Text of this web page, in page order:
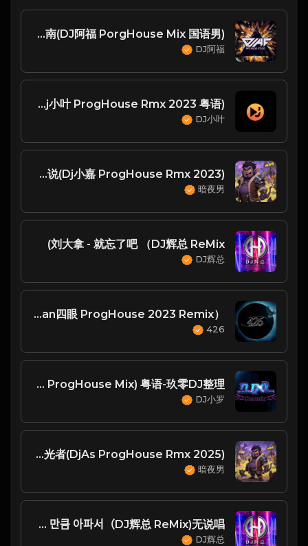
张磊 - 南山南(DJ阿福 PorgHouse Mix 国语男)
DJ阿福
张智霖 - 笑中有泪(信宜Dj小叶 ProgHouse Rmx 2023 粤语)
DJ小叶
赵乃吉 - 曾经你说(Dj小嘉 ProgHouse Rmx 2023)
暗夜男
刘大拿 - 就忘了吧 （DJ辉总 ReMix)
DJ辉总
陈楚生 - 姑娘（廉江DJsiyan四眼 ProgHouse 2023 Remix）
426
罗文 - 几许风雨 (DJ小亿 ProgHouse Mix) 粤语-玖零DJ整理♪♫
DJ小罗
AKa诉阳 - 追光者(DjAs ProgHouse Rmx 2025)
暗夜男
MC梦 & JAMIE - 죽을 만큼 아파서（DJ辉总 ReMix)无说唱
DJ辉总